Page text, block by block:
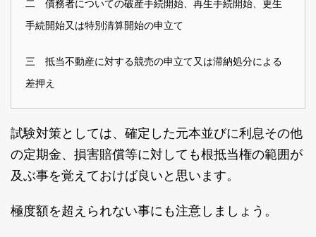
二 債務者についての破産手続開始、再生手続開始、更生
手続開始又は特別清算開始の申立て
三 抵当不動産に対する競売の申立て又は滞納処分による
差押え
試験対策としては、確定した元本並びに利息その他
の定期金、損害賠償等に対しても根抵当権の範囲が
及ぶ事を覚えておけば良いと思います。
極度額を超えられない事にも注意しましょう。